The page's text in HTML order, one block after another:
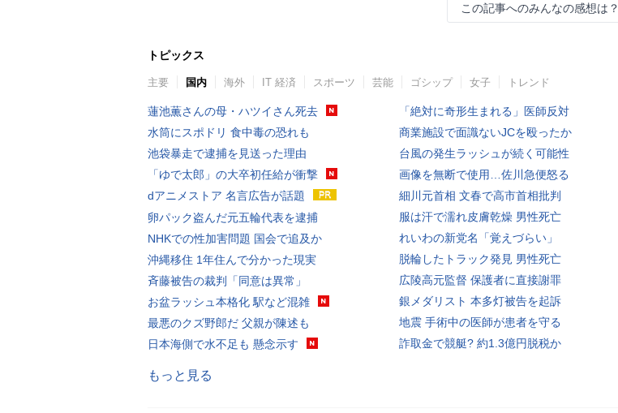
この記事へのみんなの感想は？
トピックス
主要 国内 海外 IT 経済 スポーツ 芸能 ゴシップ 女子 トレンド
蓮池薫さんの母・ハツイさん死去
水筒にスポドリ 食中毒の恐れも
池袋暴走で逮捕を見送った理由
「ゆで太郎」の大卒初任給が衝撃
dアニメストア 名言広告が話題
卵パック盗んだ元五輪代表を逮捕
NHKでの性加害問題 国会で追及か
沖縄移住 1年住んで分かった現実
斉藤被告の裁判「同意は異常」
お盆ラッシュ本格化 駅など混雑
最悪のクズ野郎だ 父親が陳述も
日本海側で水不足も 懸念示す
「絶対に奇形生まれる」医師反対
商業施設で面識ないJCを殴ったか
台風の発生ラッシュが続く可能性
画像を無断で使用…佐川急便怒る
細川元首相 文春で高市首相批判
服は汗で濡れ皮膚乾燥 男性死亡
れいわの新党名「覚えづらい」
脱輪したトラック発見 男性死亡
広陵高元監督 保護者に直接謝罪
銀メダリスト 本多灯被告を起訴
地震 手術中の医師が患者を守る
詐取金で競艇? 約1.3億円脱税か
もっと見る